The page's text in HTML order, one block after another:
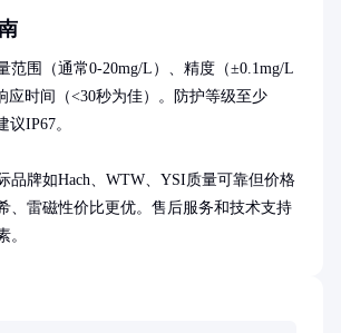
范围（通常0-20mg/L）、精度（±0.1mg/L
应时间（<30秒为佳）。防护等级至少
议IP67。
品牌如Hach、WTW、YSI质量可靠但价格
、雷磁性价比更优。售后服务和技术支持
。